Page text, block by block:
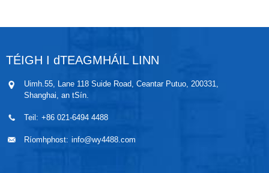
(diafragmaí leithlisithe, córas líonta ola, agus
braiteoir) agus leictreonaic an braiteora sa mhodúl
braiteora. Tá leictreonaic an braiteora suiteáilte
laistigh den mhodúl braiteora agus áirítear braiteoir
comhartha toilleas go digiteach (tiontaire C/D).
braiteora chuig an leictreonaic aschuir sa tithíocht
TÉIGH I dTEAGMHÁIL LINN
Uimh.55, Lane 118 Suide Road, Ceantar Putuo, 200331,
Shanghai, an tSín.
Teil: +86 021-6494 4488
Ríomhphost: info@wy4488.com